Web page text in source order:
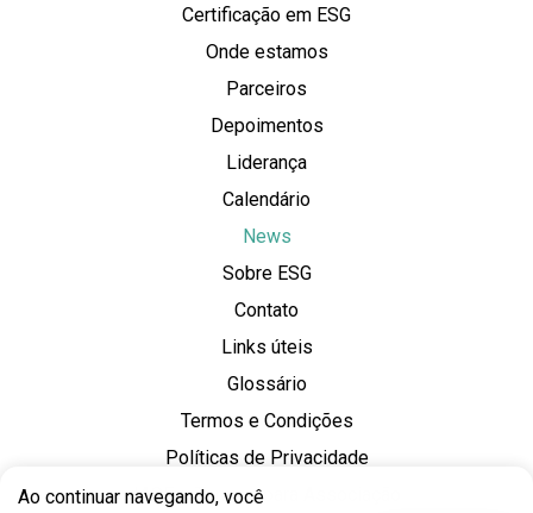
Certificação em ESG
Onde estamos
Parceiros
Depoimentos
Liderança
Calendário
News
Sobre ESG
Contato
Links úteis
Glossário
Termos e Condições
Políticas de Privacidade
IASE – Termos para Associação
Ao continuar navegando, você